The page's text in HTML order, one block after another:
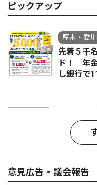
ピックアップ
厚木・愛
先着５千
ド！ 年
し銀行で
意見広告・議会報告